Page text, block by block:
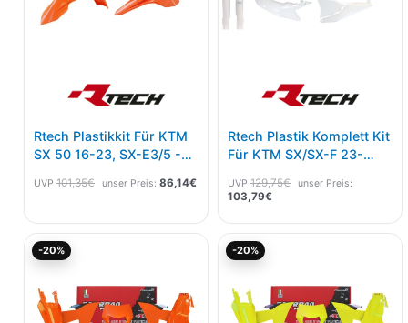
Rtech Plastikkit Für KTM
SX 50 16-23, SX-E3/5 -24
UVP 101,35€ unser Preis: 86,14€
Rtech Plastik Komplett Kit
Für KTM SX/SX-F 23-
UVP 129,75€ unser Preis:
103,79€
-20% -20%